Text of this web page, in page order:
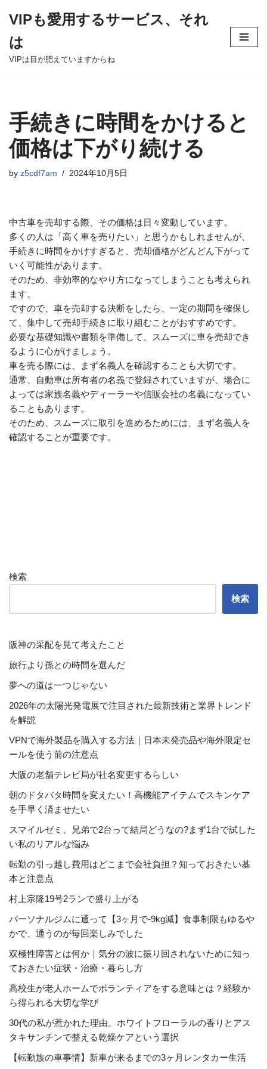
to
content
VIPも愛用するサービス、それ
は
VIPは目が肥えていますからね
手続きに時間をかけると
価格は下がり続ける
by z5cdf7am 2024年10月5日
中古車を売却する際、その価格は日々変動しています。
多くの人は「高く車を売りたい」と思うかもしれませんが、
手続きに時間をかけすぎると、売却価格がどんどん下がって
いく可能性があります。
そのため、非効率的なやり方になってしまうことも考えられ
ます。
ですので、車を売却する決断をしたら、一定の期間を確保し
て、集中して売却手続きに取り組むことがおすすめです。
必要な基礎知識や書類を準備して、スムーズに車を売却でき
るように心がけましょう。
車を売る際には、まず名義人を確認することも大切です。
通常、自動車は所有者の名義で登録されていますが、場合に
よっては家族名義やディーラーや信販会社の名義になってい
ることもあります。
そのため、スムーズに取引を進めるためには、まず名義人を
確認することが重要です。
検索
検索
阪神の采配を見て考えたこと
旅行より孫との時間を選んだ
夢への道は一つじゃない
2026年の太陽光発電展で注目された最新技術と業界トレンド
を解説
VPNで海外製品を購入する方法｜日本未発売品や海外限定セ
ールを使う前の注意点
大阪の老舗テレビ局が社名変更するらしい
朝のドタバタ時間を変えたい！高機能アイテムでスキンケア
を手早く済ませたい
スマイルゼミ、兄弟で2台って結局どうなの?まず1台で試した
い私のリアルな悩み
転勤の引っ越し費用はどこまで会社負担？知っておきたい基
本と注意点
村上宗隆19号2ランで盛り上がる
パーソナルジムに通って【3ヶ月で-9kg減】食事制限もゆるや
かで、通うのが毎回楽しみでした
双極性障害とは何か｜気分の波に振り回されないために知っ
ておきたい症状・治療・暮らし方
高校生が老人ホームでボランティアをする意味とは？経験か
ら得られる大切な学び
30代の私が惹かれた理由。ホワイトフローラルの香りとアス
タキサンチンで整える乾燥ケアという選択
【転勤族の車事情】新車が来るまでの3ヶ月レンタカー生活